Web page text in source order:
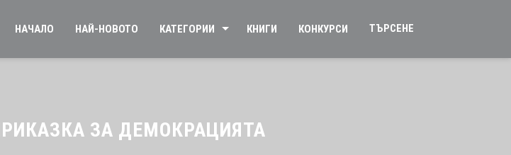
НАЧАЛО НАЙ-НОВОТО КАТЕГОРИИ КНИГИ КОНКУРСИ ТЪРСЕНЕ
ЗА ДЕМОКРАЦИЯТА